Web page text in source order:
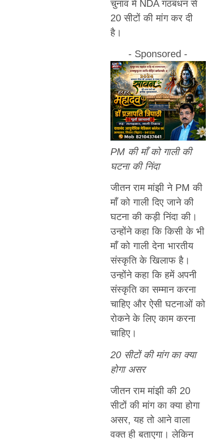
चुनाव में NDA गठबंधन से
20 सीटों की मांग कर दी
है।
- Sponsored -
PM की माँ को गाली की
घटना की निंदा
जीतन राम मांझी ने PM की
माँ को गाली दिए जाने की
घटना की कड़ी निंदा की।
उन्होंने कहा कि किसी के भी
माँ को गाली देना भारतीय
संस्कृति के खिलाफ है।
उन्होंने कहा कि हमें अपनी
संस्कृति का सम्मान करना
चाहिए और ऐसी घटनाओं को
रोकने के लिए काम करना
चाहिए।
20 सीटों की मांग का क्या
होगा असर
जीतन राम मांझी की 20
सीटों की मांग का क्या होगा
असर, यह तो आने वाला
वक्त ही बताएगा। लेकिन